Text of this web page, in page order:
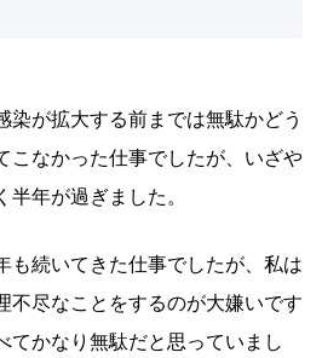
染が拡大する前までは無駄かどう
こなかった仕事でしたが、いざや
年が過ぎました。
も続いてきた仕事でしたが、私は
不尽なことをするのが大嫌いです
てかなり無駄だと思っていまし